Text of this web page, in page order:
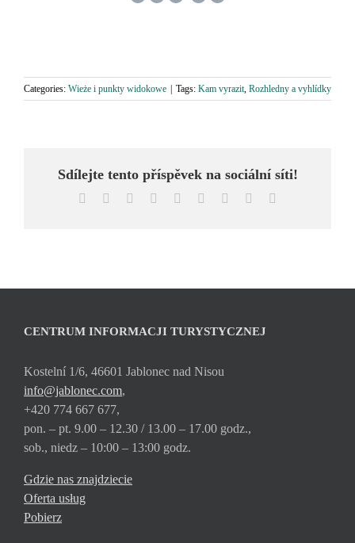
Categories: Wieże i punkty widokowe Tags: Kam vyrazit, Rozhledny a vyhlídky
Sdílejte tento příspěvek na sociální síti!
Facebook Reddit LinkedInWhatsApp
TumblrPinterest
CENTRUM INFORMACJI TURYSTYCZNEJ
Kostelní 1/6, 46601 Jablonec nad Nisou
info@jablonec.com,
+420 774 667 677,
pon. – pt. 9.00 – 12.30 / 13.00 – 17.00 godz.,
sob., niedz – 10:00 – 13:00 godz.
Gdzie nas znajdziecie
Oferta usług
Pobierz